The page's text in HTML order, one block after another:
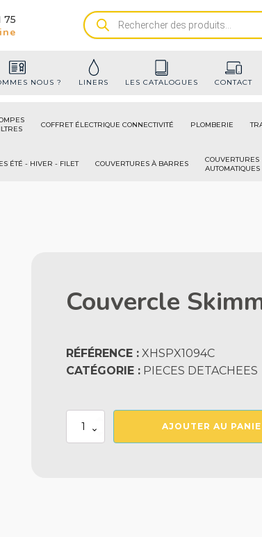
75
Recherche
de
NOUS ? LINERS LES CATALOGUES CONTACT
COFFRET ÉLECTRIQUE CONNECTIVITÉ PLOMBERIE
ÉTÉ - HIVER - FILET COUVERTURES À BARRES
COUVERTURES
AUTOMATIQUES
Couvercle
RÉFÉRENCE : XHSPX1094C
CATÉGORIE : PIECES DETACHEES
quantité
AJOUTER AU